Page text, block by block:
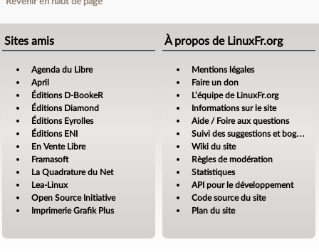
Sites amis
Agenda du Libre
April
Éditions D-BookeR
Éditions Diamond
Éditions Eyrolles
Éditions ENI
En Vente Libre
Framasoft
La Quadrature du Net
Lea-Linux
Open Source Initiative
Imprimerie Grafik Plus
À propos de LinuxFr.org
Mentions légales
Faire un don
L’équipe de LinuxFr.org
Informations sur le site
Aide / Foire aux questions
Suivi des suggestions et bogues
Wiki du site
Règles de modération
Statistiques
API pour le développement
Code source du site
Plan du site